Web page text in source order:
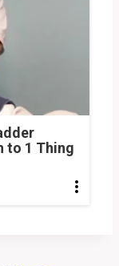
to 1 Thing